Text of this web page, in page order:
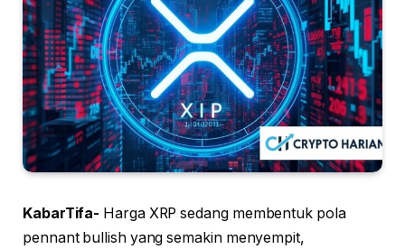
KabarTifa- Harga XRP sedang membentuk pola
pennant bullish yang semakin menyempit,